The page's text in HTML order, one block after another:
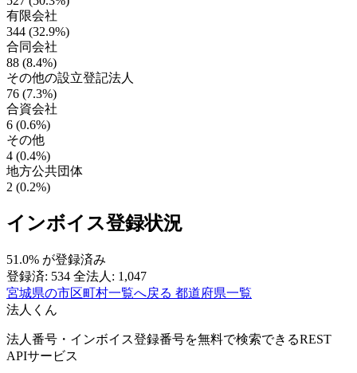
有限会社
344 (32.9%)
合同会社
88 (8.4%)
その他の設立登記法人
76 (7.3%)
合資会社
6 (0.6%)
その他
4 (0.4%)
地方公共団体
2 (0.2%)
インボイス登録状況
51.0% が登録済み
登録済: 534 全法人: 1,047
宮城県の市区町村一覧へ戻る 都道府県一覧
法人くん
法人番号・インボイス登録番号を無料で検索できるREST
APIサービス